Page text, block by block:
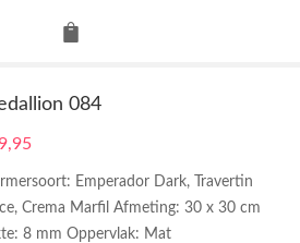
084
Emperador Dark, Travertin
Crema Marfil Afmeting: 30 x 30 cm
8 mm Oppervlak: Mat